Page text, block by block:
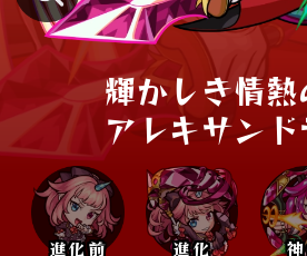
輝かしき情
アレキサン
進化前 進化